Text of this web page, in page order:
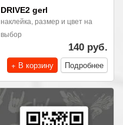
DRIVE2 gerl
наклейка, размер и цвет на
выбор
140 руб.
+ В корзину
Подробнее